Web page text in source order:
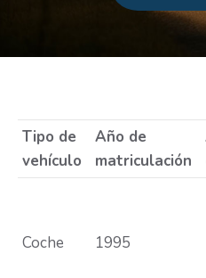
Tipo de
vehículo
Año de
matriculación
Coche 1995